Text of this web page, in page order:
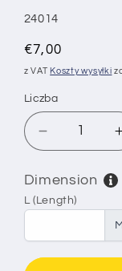
SKU:
24014
Cena
regularna
€7,00
z VAT Koszty wysyłki
Liczba
Zmniejsz
ilość
dla
i
filtracyjne
ze
i
Dimension
L (Length)